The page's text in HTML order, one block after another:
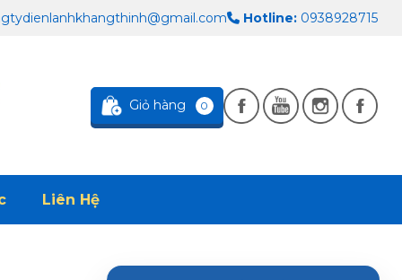
Hotline:0938928715
Giỏ hàng 0
Liên Hệ